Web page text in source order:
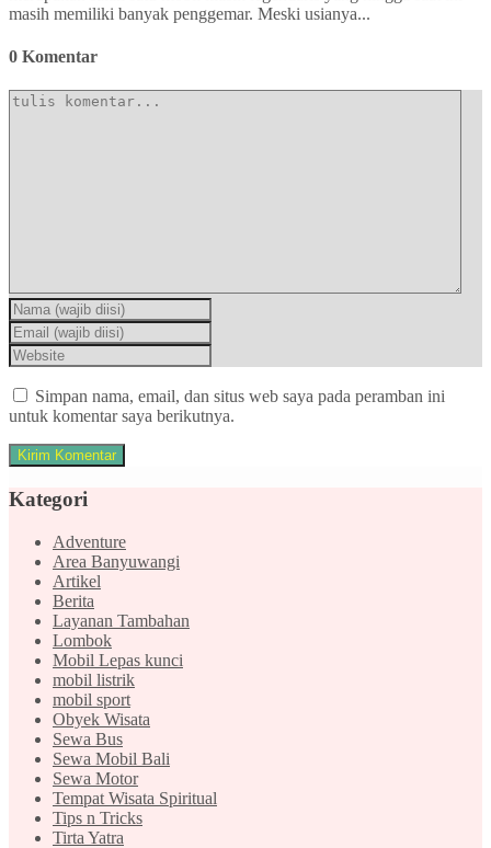
masih memiliki banyak penggemar. Meski usianya...
0 Komentar
Simpan nama, email, dan situs web saya pada peramban ini
untuk komentar saya berikutnya.
Kategori
Adventure
Area Banyuwangi
Artikel
Berita
Layanan Tambahan
Lombok
Mobil Lepas kunci
mobil listrik
mobil sport
Obyek Wisata
Sewa Bus
Sewa Mobil Bali
Sewa Motor
Tempat Wisata Spiritual
Tips n Tricks
Tirta Yatra